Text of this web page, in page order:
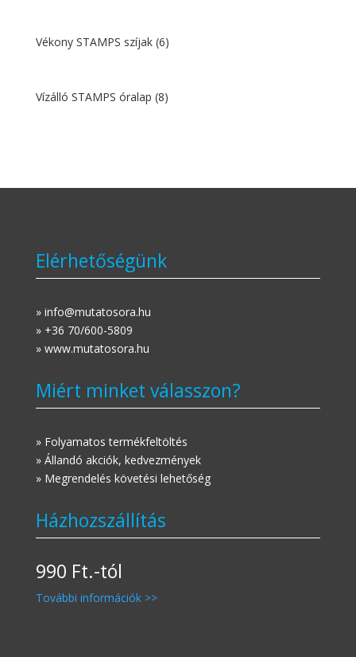
Vékony STAMPS szíjak (6)
Vízálló STAMPS óralap (8)
Elérhetőségünk
» info@mutatosora.hu
» +36 70/600-5809
» www.mutatosora.hu
Miért minket válasszon?
» Folyamatos termékfeltöltés
» Állandó akciók, kedvezmények
» Megrendelés követési lehetőség
Házhozszállítás
990 Ft.-tól
További információk >>